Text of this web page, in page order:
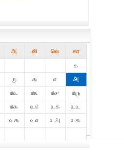
அ வி வெ கா
௧
௫ ௬ ௭
௮
௰௨ ௰௩ ௰௪
௰௫
௰௯ ௨௰ ௨௧
௨௨
௨௬ ௨௭ ௨௮
௨௯